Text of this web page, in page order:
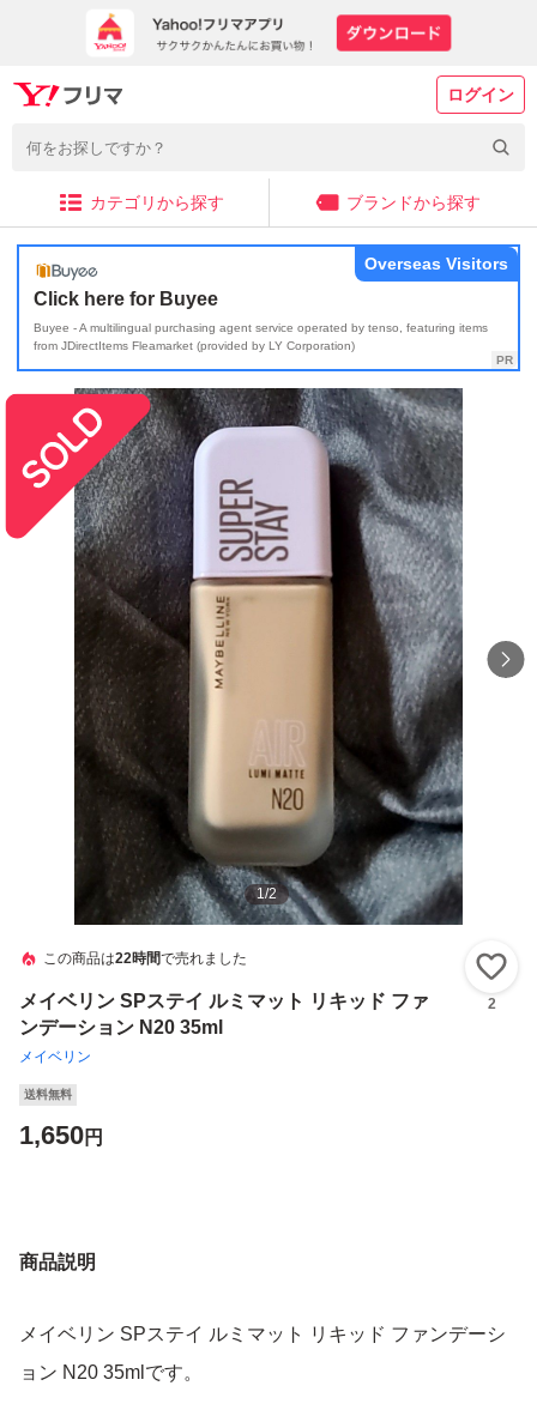
ログイン
カテゴリから探す ブランドから探す
Click here for Buyee
Buyee - A multilingual purchasing agent service operated by tenso, featuring items
from JDirectItems Fleamarket (provided by LY Corporation)
Overseas Visitors
1/2
この商品は22時間で売れました
メイベリン SPステイ ルミマット リキッド ファ
ンデーション N20 35ml
メイベリン
2
送料無料
1,650円
商品説明
メイベリン SPステイ ルミマット リキッド ファンデーシ
ョン N20 35mlです。